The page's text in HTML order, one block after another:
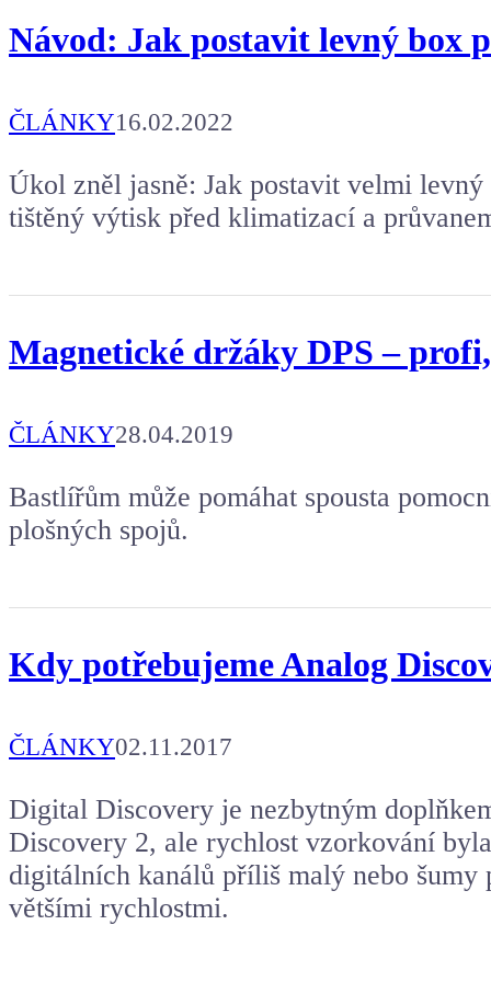
Návod: Jak postavit levný box
ČLÁNKY16.02.2022
Úkol zněl jasně: Jak postavit velmi
tištěný výtisk před klimatizací a
Magnetické držáky DPS –
ČLÁNKY28.04.2019
Bastlířům může pomáhat spousta
plošných spojů.
Kdy potřebujeme Analog
ČLÁNKY02.11.2017
Digital Discovery je nezbytným
Discovery 2, ale rychlost vzorkování
digitálních kanálů příliš malý nebo
většími rychlostmi.